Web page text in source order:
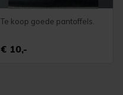
Te koop goede pantoffels.
€ 10,-